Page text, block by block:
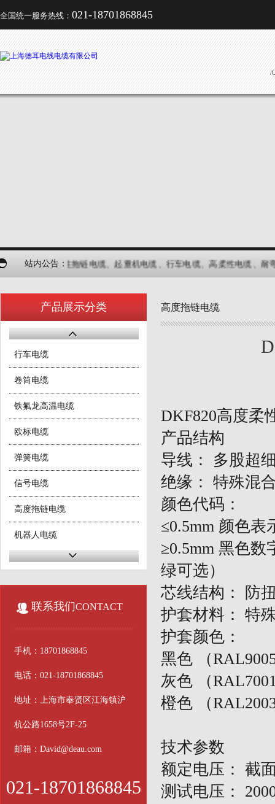
全国统一服务热线： 021-18701868845
/
站内公告：
品类型有：柔性拖链电缆、起重机电缆、行车电缆、高柔性电缆、耐
产品展示分类
行车电缆
卷筒电缆
铁氟龙高温电缆
欧标电缆
弹簧电缆
信号电缆
高度拖链电缆
机器人电缆
耐油伺服电缆
电梯电缆
医疗电缆联系我们CONTACT
手机：18701868845
电话：021-18701868845
地址：上海市奉贤区江海镇沪
杭公路1658号2F-25
邮箱：David@deau.com
021-18701868845
高度拖链电缆
DKF820高度柔
产品结构
导线：
多股超
绝缘：
特殊混
颜色代码：
≤0.5mm 颜色
≥0.5mm 黑色
绿可选）
芯线结构：
防
护套材料：
特
护套颜色：
黑色
（
灰色
（
橙色
（
技术参数
额定电压：
截
测试电压：